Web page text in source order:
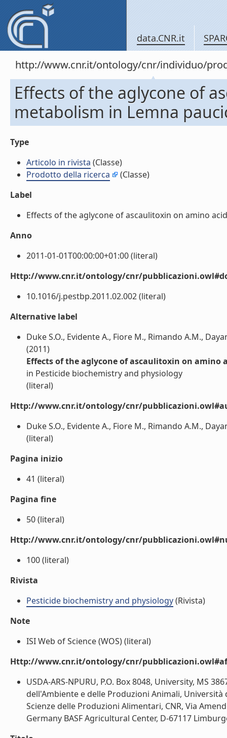
data.CNR.it
http://www.cnr.it/ontology/cnr/individuo/
Effects of the aglycone of
metabolism in Lemna
Type
Articolo in rivista (Classe)
Prodotto della ricerca
(Classe)
Label
Effects of the aglycone of ascaulitoxin on amino
Anno
2011-01-01T00:00:00+01:00 (literal)
Http://www.cnr.it/ontology/cnr/
10.1016/j.pestbp.2011.02.002 (literal)
Alternative label
Duke S.O., Evidente A., Fiore M., Rimando A.M.,
(2011)
Effects of the aglycone of ascaulitoxin on
in Pesticide biochemistry and physiology
(literal)
Http://www.cnr.it/ontology/cnr/
Duke S.O., Evidente A., Fiore M., Rimando A.M.,
(literal)
Pagina inizio
41 (literal)
Pagina fine
50 (literal)
Http://www.cnr.it/ontology/cnr/
100 (literal)
Rivista
Pesticide biochemistry and physiology(Rivista)
Note
ISI Web of Science (WOS) (literal)
Http://www.cnr.it/ontology/cnr/
USDA-ARS-NPURU, P.O. Box 8048, University, MS
dell'Ambiente e delle Produzioni Animali,
Scienze delle Produzioni Alimentari, CNR, Via
Germany BASF Agricultural Center, D-67117